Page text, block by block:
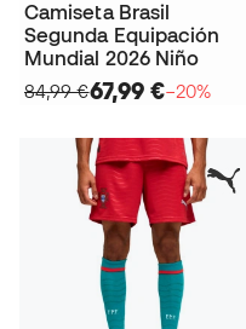
Camiseta Brasil
Segunda Equipación
Mundial 2026 Niño
84,99 €67,99 €−20%